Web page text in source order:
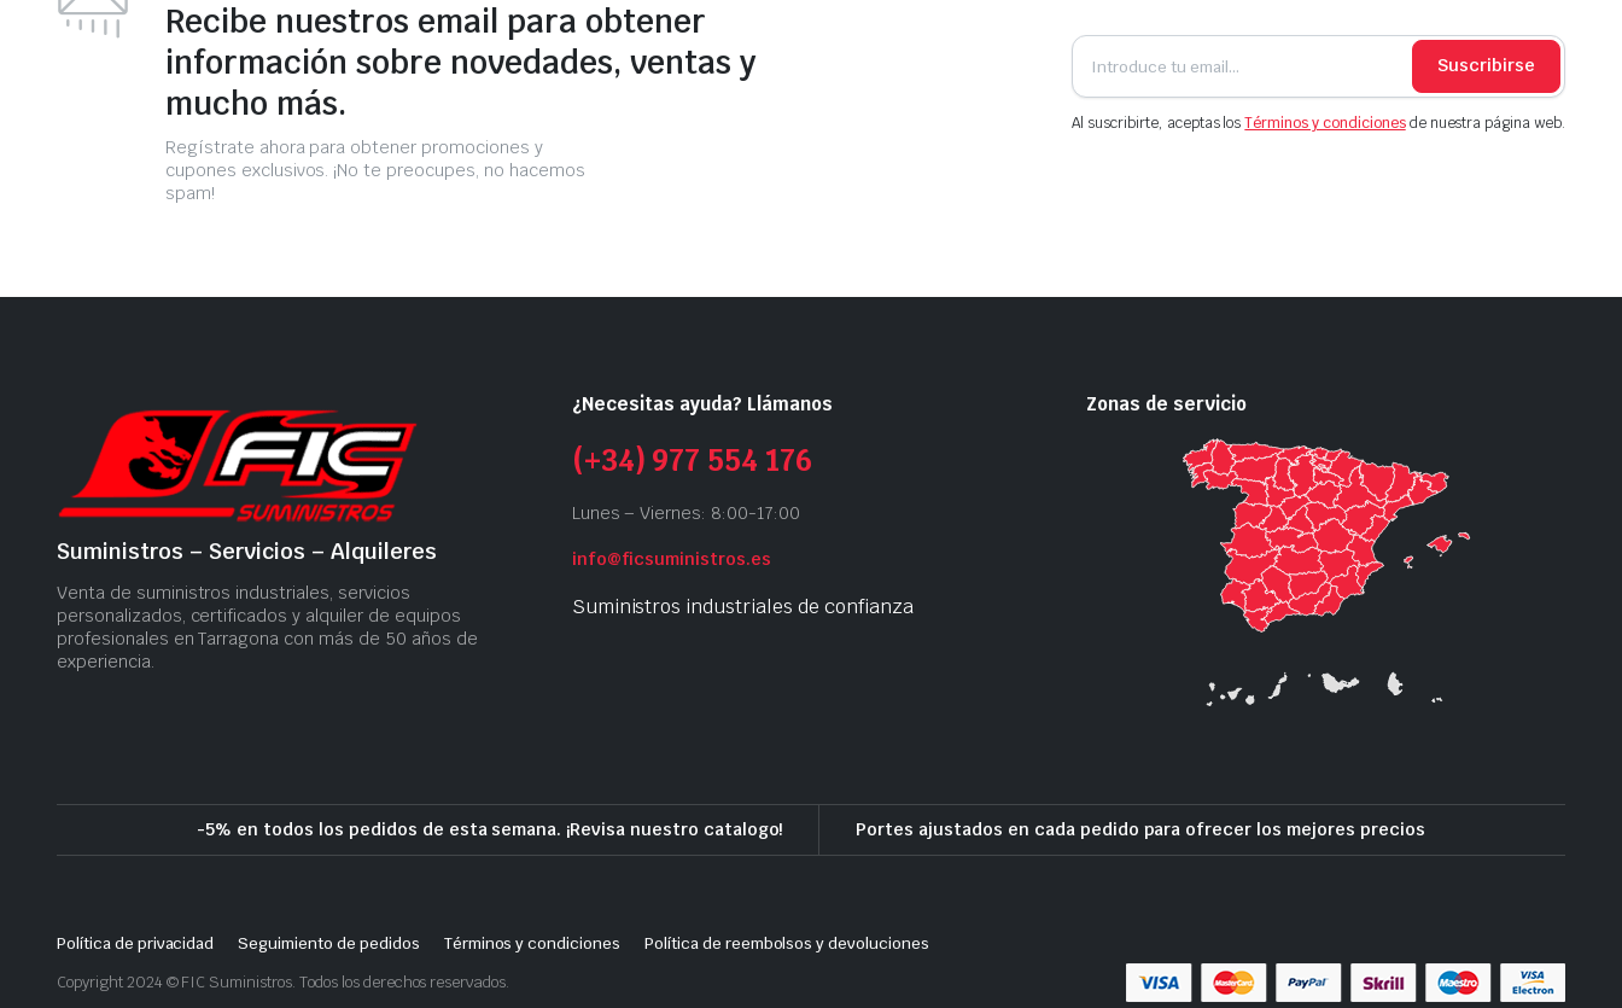
Recibe nuestros email para obtener
información sobre novedades, ventas y
mucho más.
Regístrate ahora para obtener promociones y
cupones exclusivos. ¡No te preocupes, no hacemos
spam!
Suscribirse
Al suscribirte, aceptas losTérminos y condicionesde nuestra página web.
Suministros – Servicios – Alquileres
Venta de suministros industriales, servicios
personalizados, certificados y alquiler de equipos
profesionales en Tarragona con más de 50 años de
experiencia.
¿Necesitas ayuda? Llámanos
(+34) 977 554 176
Lunes – Viernes: 8:00-17:00
info@ficsuministros.es
Suministros industriales de confianza
Zonas de servicio
-5% en todos los pedidos de esta semana. ¡Revisa nuestro catalogo! Portes ajustados en cada pedido para ofrecer los mejores precios
Política de privacidad Seguimiento de pedidos Términos y condiciones
Política de reembolsos y devoluciones
Copyright 2024 © FIC Suministros. Todos los derechos reservados.